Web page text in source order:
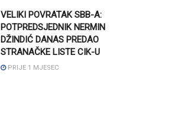
VELIKI POVRATAK SBB-A:
POTPREDSJEDNIK NERMIN
DŽINDIĆ DANAS PREDAO
STRANAČKE LISTE CIK-U
PRIJE 1 MJESEC